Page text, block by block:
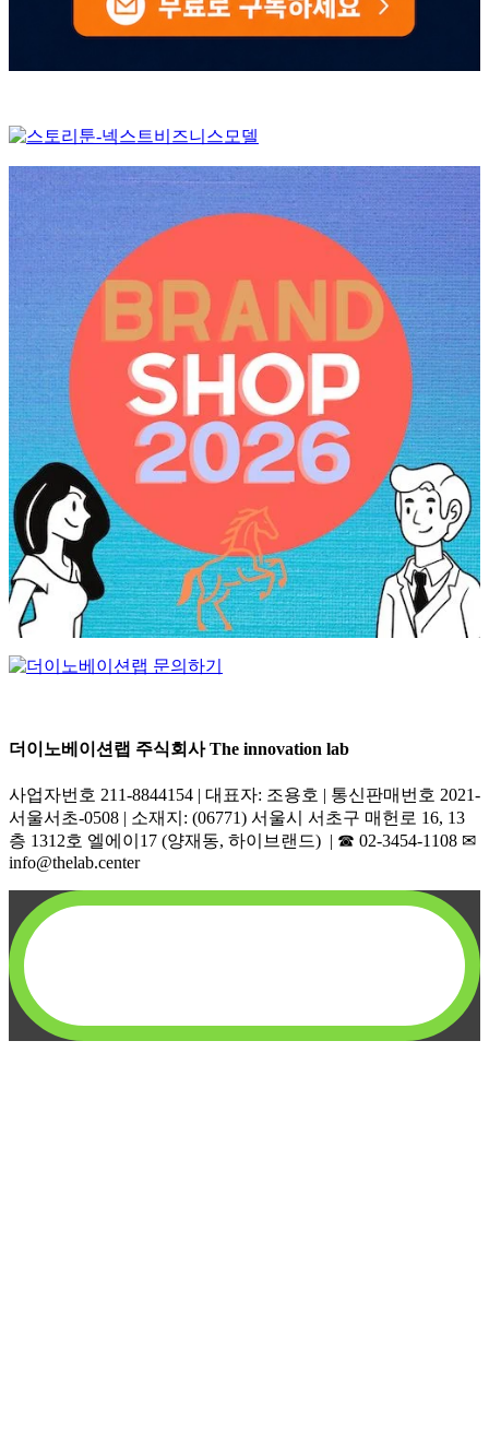
더이노베이션랩 주식회사 The innovation lab
사업자번호 211-8844154 | 대표자: 조용호 | 통신판매번호 2021-
서울서초-0508 | 소재지: (06771) 서울시 서초구 매헌로 16, 13
층 1312호 엘에이17 (양재동, 하이브랜드) | ☎︎ 02-3454-1108 ✉︎
info@thelab.center